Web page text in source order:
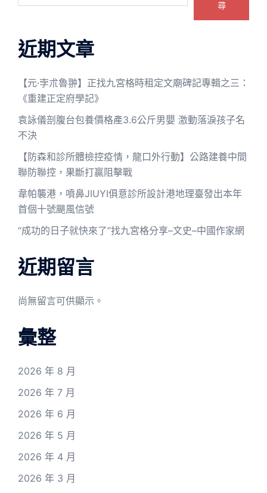
尋
近期文章
【元·孛朮魯翀】正找九宮格時租定文廟碑記專輯之三：
《重建正定府學記》
袁詠儀剖腹台包養價格產3.6公斤男嬰 激動落淚孩子名
不決
【防森和診所體檢控疫情，龍口外行動】公路建養中間
聯防聯控，果斷打贏阻擊戰
韋帕襲港，噴鼻JIUYI俱意診所設計港地理臺發出本年
首個十號颶風信號
“成功的日子就快來了”找九宮格分享–文史–中國作家網
近期留言
尚無留言可供顯示。
彙整
2026 年 8 月
2026 年 7 月
2026 年 6 月
2026 年 5 月
2026 年 4 月
2026 年 3 月